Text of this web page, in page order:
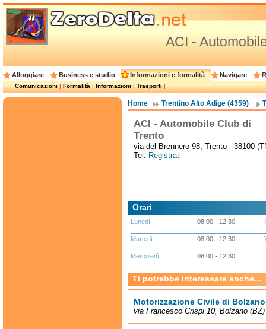
ACI -
Alloggiare Business e studio Informazioni e formalità Navigare
Comunicazioni|Formalità|Informazioni|Trasporti|
Home Trentino Alto Adige (4359)
ACI - Automobile Club di
Trento
via del Brennero 98, Trento - 38100
Tel: Registrati
Orari
Lunedì 08:00 - 12:30
Martedì 08:00 - 12:30
Mercoledì 08:00 - 12:30
Ti potrebbe interessare anche...
Motorizzazione Civile di Bolzano
via Francesco Crispi 10, Bolzano (BZ)